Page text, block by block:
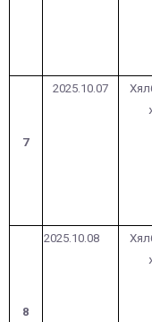
7
2025.10.07
8
2025.10.08